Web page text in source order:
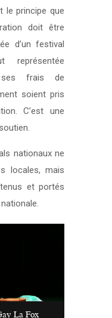
le principe que
doit être
d’un festival
ses frais de
soient pris
C’est une
nationaux ne
locales, mais
et portés
La Fox